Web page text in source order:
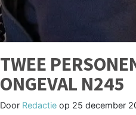
TWEE
ONGEVAL N245
Door Redactie op 25 december